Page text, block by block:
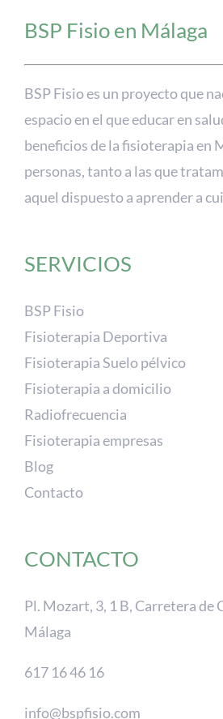
BSP Fisio en Málaga
BSP Fisio es un proyecto que
espacio en el que educar en
beneficios de la fisioterapia en
personas, tanto a las que
aquel dispuesto a aprender a
SERVICIOS
BSP Fisio
Fisioterapia Deportiva
Fisioterapia Suelo pélvico
Fisioterapia a domicilio
Radiofrecuencia
Fisioterapia empresas
Blog
Contacto
CONTACTO
Pl. Mozart, 3, 1 B, Carretera de
Málaga
617 16 46 16
info@bspfisio.com